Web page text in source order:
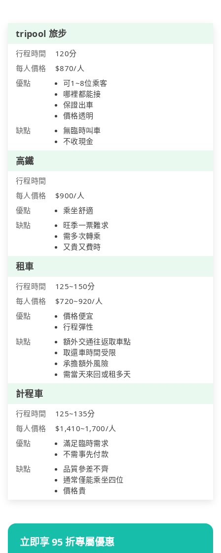
tripool 旅步
行程時間
120分
每人價格
$870/人
優點
可1~8位乘客
哪裡都能接
保證出車
價格透明
缺點
無臨時叫車
不收現金
高鐵
行程時間
每人價格
$900/人
優點
乘坐舒適
缺點
旺季一票難求
需多次轉乘
又貴又費時
租車
行程時間
125~150分
每人價格
$720~920/人
優點
價格便宜
行程彈性
缺點
額外交通往返取車點
取還車時間受限
承擔額外風險
需當天來回或租多天
計程車
行程時間
125~135分
每人價格
$1,410~1,700/人
優點
滿足臨時需求
不需事先付款
缺點
品質參差不齊
通常僅能乘坐四位
價格貴
立即享 95 折專屬優惠